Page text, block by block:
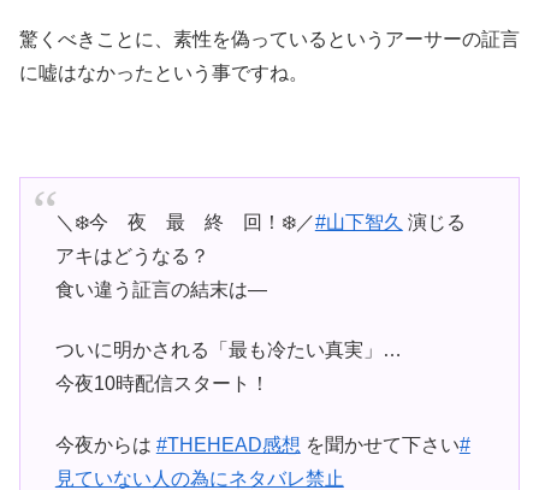
驚くべきことに、素性を偽っているというアーサーの証言
に嘘はなかったという事ですね。
＼❄️今 夜 最 終 回！❄️／#山下智久 演じる
アキはどうなる？
食い違う証言の結末は―
ついに明かされる「最も冷たい真実」…
今夜10時配信スタート！
今夜からは #THEHEAD感想 を聞かせて下さい#
見ていない人の為にネタバレ禁止